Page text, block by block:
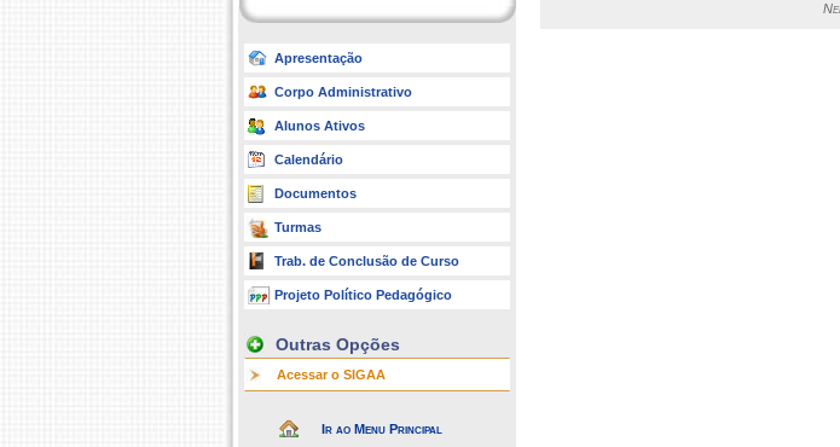
Apresentação
Corpo Administrativo
Alunos Ativos
Calendário
Documentos
Turmas
Trab. de Conclusão de Curso
Projeto Político Pedagógico
Outras Opções
Acessar o SIGAA
Ir ao Menu Principal